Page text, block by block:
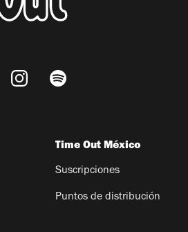
Time Out México
Suscripciones
Puntos de distribución